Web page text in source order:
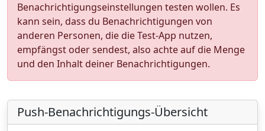
Benachrichtigungseinstellungen testen wollen. Es
kann sein, dass du Benachrichtigungen von
anderen Personen, die die Test-App nutzen,
empfängst oder sendest, also achte auf die Menge
und den Inhalt deiner Benachrichtigungen.
Push-Benachrichtigungs-Übersicht